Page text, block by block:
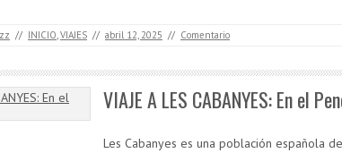
// INICIO,VIAJES // abril 12, 2025 // Comentario
VIAJE A LES CABANYES: En el
Les Cabanyes es una población española